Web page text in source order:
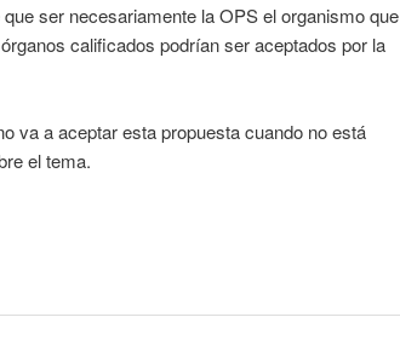
ser necesariamente la OPS el organismo que
calificados podrían ser aceptados por la
va a aceptar esta propuesta cuando no está
el tema.